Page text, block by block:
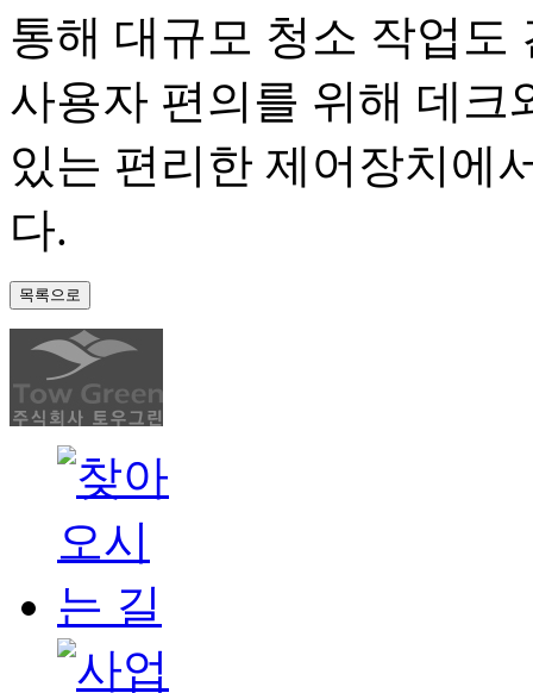
통해 대규모 청소 작업도
사용자 편의를 위해 데크
있는 편리한 제어장치에
다.